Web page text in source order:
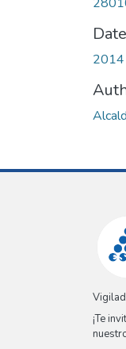
Date
2014
¡Te